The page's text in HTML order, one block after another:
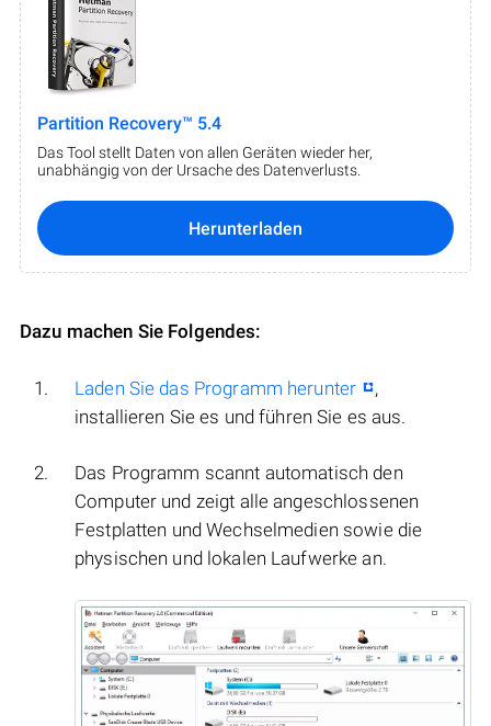
Partition Recovery™ 5.4
Das Tool stellt Daten von allen Geräten wieder her,
unabhängig von der Ursache des Datenverlusts.
Herunterladen
Dazu machen Sie Folgendes:
Laden Sie das Programm herunter
,
installieren Sie es und führen Sie es aus.
Das Programm scannt automatisch den
Computer und zeigt alle angeschlossenen
Festplatten und Wechselmedien sowie die
physischen und lokalen Laufwerke an.